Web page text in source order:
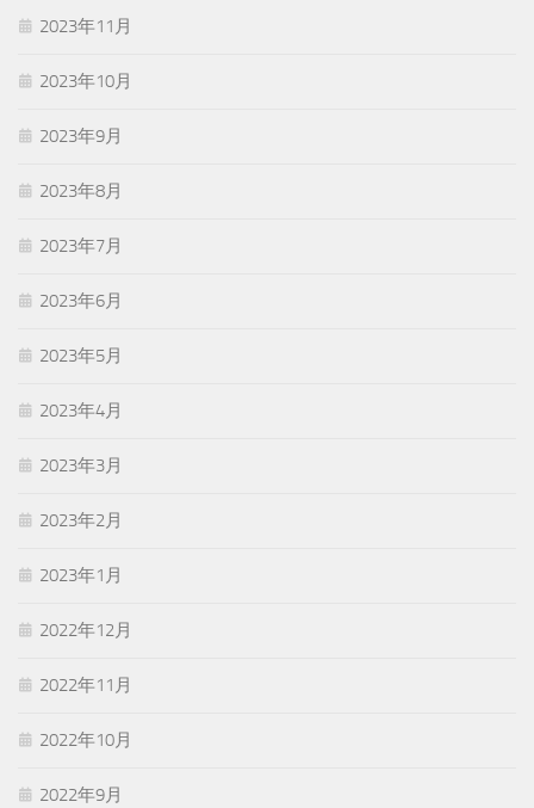
2023年11月
2023年10月
2023年9月
2023年8月
2023年7月
2023年6月
2023年5月
2023年4月
2023年3月
2023年2月
2023年1月
2022年12月
2022年11月
2022年10月
2022年9月